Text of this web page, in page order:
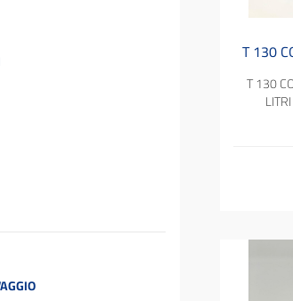
T 130
T 130